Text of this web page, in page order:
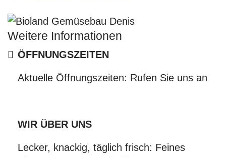
Weitere Informationen
Weitere Informationen
ÖFFNUNGSZEITEN
Aktuelle Öffnungszeiten: Rufen Sie uns an
WIR ÜBER UNS
Lecker, knackig, täglich frisch: Feines